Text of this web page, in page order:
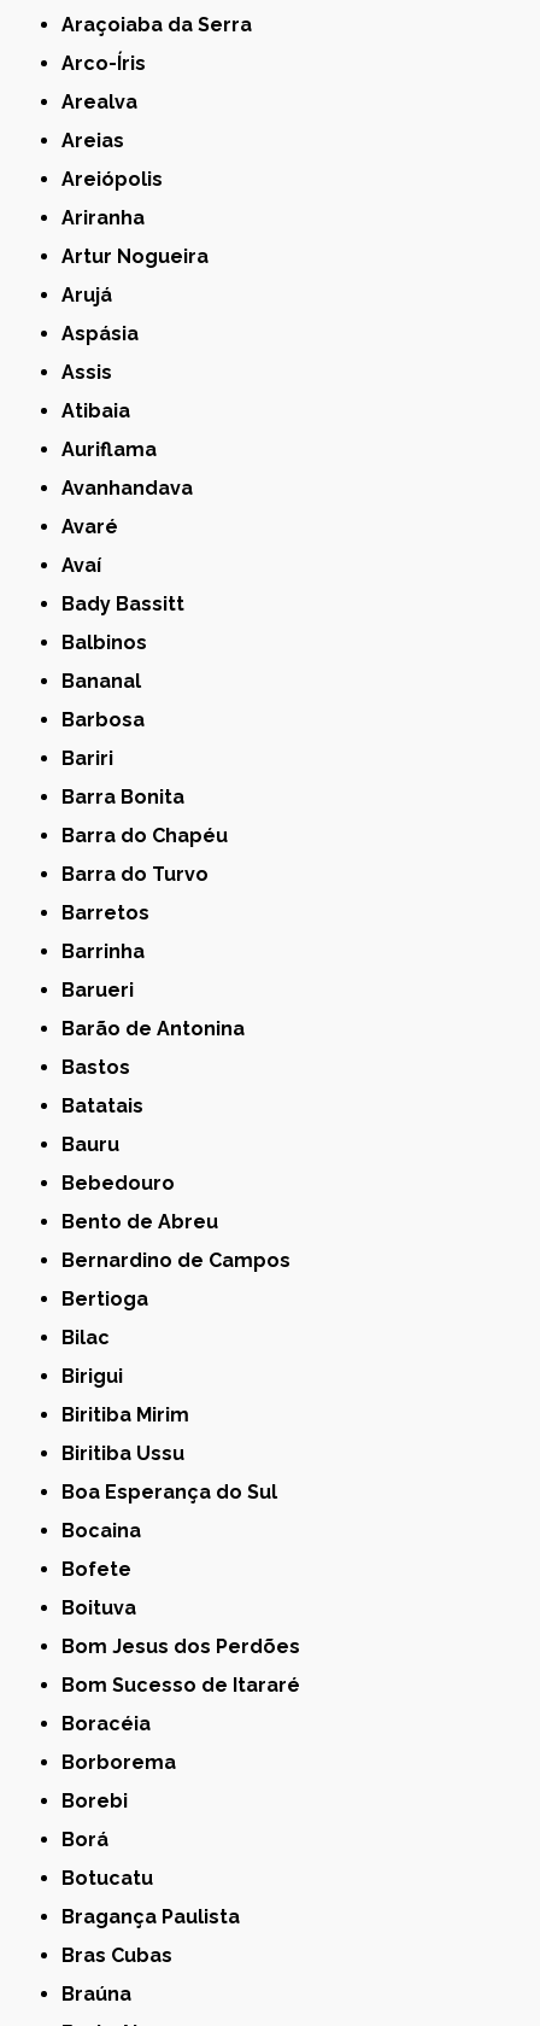
Araçoiaba da Serra
Arco-Íris
Arealva
Areias
Areiópolis
Ariranha
Artur Nogueira
Arujá
Aspásia
Assis
Atibaia
Auriflama
Avanhandava
Avaré
Avaí
Bady Bassitt
Balbinos
Bananal
Barbosa
Bariri
Barra Bonita
Barra do Chapéu
Barra do Turvo
Barretos
Barrinha
Barueri
Barão de Antonina
Bastos
Batatais
Bauru
Bebedouro
Bento de Abreu
Bernardino de Campos
Bertioga
Bilac
Birigui
Biritiba Mirim
Biritiba Ussu
Boa Esperança do Sul
Bocaina
Bofete
Boituva
Bom Jesus dos Perdões
Bom Sucesso de Itararé
Boracéia
Borborema
Borebi
Borá
Botucatu
Bragança Paulista
Bras Cubas
Braúna